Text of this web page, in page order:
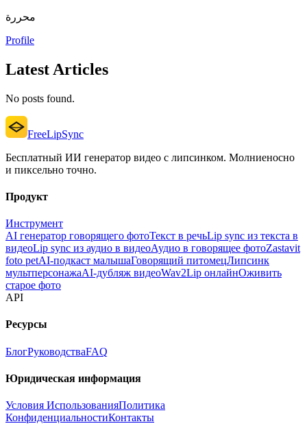
محررة
Profile
Latest Articles
No posts found.
FreeLipSync
Бесплатный ИИ генератор видео с липсинком. Молниеносно
и пиксельно точно.
Продукт
Инструмент
AI генератор говорящего фотоТекст в речьLip sync из текста в
видеоLip sync из аудио в видеоАудио в говорящее фотоZastavit
foto petAI-подкаст малышаГоворящий питомецЛипсинк
мультперсонажаAI-дубляж видеоWav2Lip онлайнОживить
старое фото
API
Ресурсы
БлогРуководстваFAQ
Юридическая информация
Условия ИспользованияПолитика
КонфиденциальностиКонтакты